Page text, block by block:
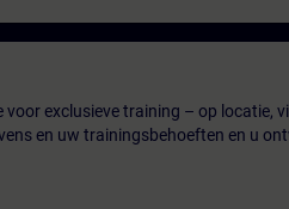
exclusieve training – op locatie,
en uw trainingsbehoeften en u